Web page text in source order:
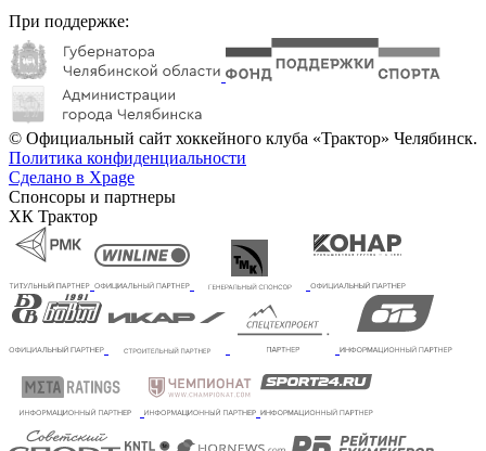
При поддержке:
© Официальный сайт хоккейного клуба «Трактор» Челябинск.
Политика конфиденциальности
Сделано в Xpage
Спонсоры и партнеры
ХК Трактор